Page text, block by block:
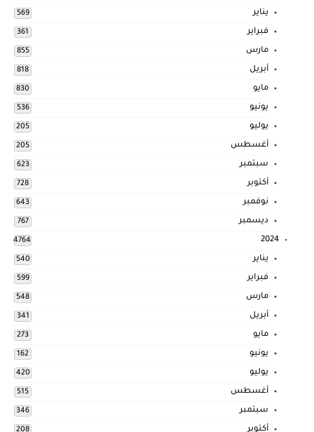
يناير 569
فبراير 361
مارس 855
أبريل 818
مايو 830
يونيو 536
يوليو 205
أغسطس 205
سبتمبر 623
أكتوبر 728
نوفمبر 643
ديسمبر 767
2024
4764
يناير 540
فبراير 599
مارس 548
أبريل 341
مايو 273
يونيو 162
يوليو 420
أغسطس 515
سبتمبر 346
أكتوبر 208